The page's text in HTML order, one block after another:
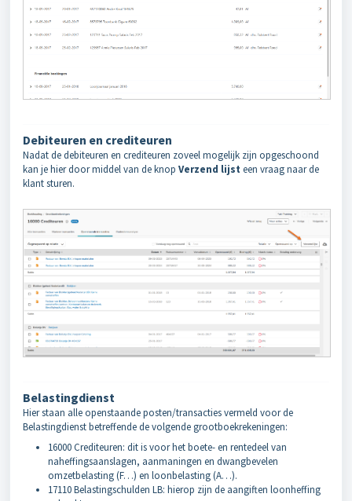
Debiteuren en crediteuren
Nadat de debiteuren en crediteuren zoveel mogelijk zijn opgeschoond
kan je hier door middel van de knop Verzend lijst een vraag naar de
klant sturen.
Belastingdienst
Hier staan alle openstaande posten/transacties vermeld voor de
Belastingdienst betreffende de volgende grootboekrekeningen:
16000 Crediteuren: dit is voor het boete- en rentedeel van
naheffingsaanslagen, aanmaningen en dwangbevelen
omzetbelasting (F…) en loonbelasting (A…).
17110 Belastingschulden LB: hierop zijn de aangiften loonheffing